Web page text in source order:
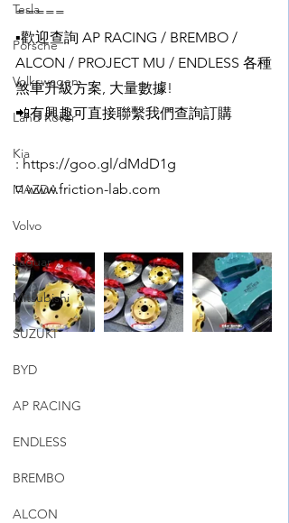
Tesla
Porsche
Volkswagen
Land Rover
Kia
MAZDA
Volvo
Jaguar
Mitsubishi
SUZUKI
BYD
AP RACING
ENDLESS
BREMBO
ALCON
=====
▪️歡迎查詢 AP RACING / BREMBO /
ALCON / PROJECT MU / ENDLESS 各種
煞車升級方案, 大量數據!
📲有興趣可直接聯繫我們查詢訂購
: https://goo.gl/dMdD1g
◽️ www.friction-lab.com